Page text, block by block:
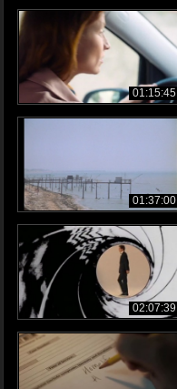
01:15:45
01:37:00
02:07:39